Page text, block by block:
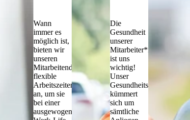
Wann
immer es
möglich ist,
bieten wir
unseren
Mitarbeitenden
flexible
Arbeitszeiten
an, um sie
bei einer
ausgewogenen
Die
Gesundheit
unserer
Mitarbeiter*innen
ist uns
wichtig!
Unser
Gesundheitsteam
kümmert
sich um
sämtliche